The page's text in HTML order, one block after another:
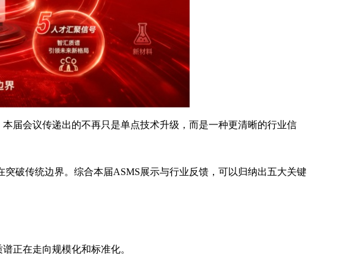
届会议传递出的不再只是单点技术升级，而是一种更清晰的行业信
破传统边界。综合本届ASMS展示与行业反馈，可以归纳出五大关键
正在走向规模化和标准化。